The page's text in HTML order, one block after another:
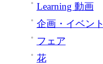
Learning 動画
企画・イベント
フェア
花